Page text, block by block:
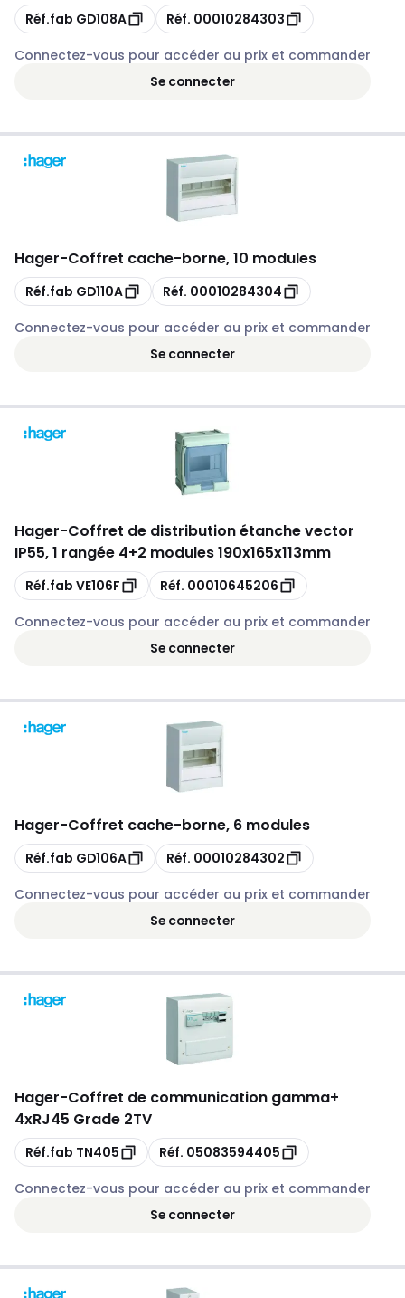
Copie
Réf.fab GD108A Copie
Réf. 00010284303
Connectez-vous pour accéder au prix et commander
Se connecter
Hager-Coffret cache-borne, 10 modules
Copie
Réf.fab GD110A Copie
Réf. 00010284304
Connectez-vous pour accéder au prix et commander
Se connecter
Hager-Coffret de distribution étanche vector
IP55, 1 rangée 4+2 modules 190x165x113mm
Copie
Réf.fab VE106F Copie
Réf. 00010645206
Connectez-vous pour accéder au prix et commander
Se connecter
Hager-Coffret cache-borne, 6 modules
Copie
Réf.fab GD106A Copie
Réf. 00010284302
Connectez-vous pour accéder au prix et commander
Se connecter
Hager-Coffret de communication gamma+
4xRJ45 Grade 2TV
Copie
Réf.fab TN405 Copie
Réf. 05083594405
Connectez-vous pour accéder au prix et commander
Se connecter